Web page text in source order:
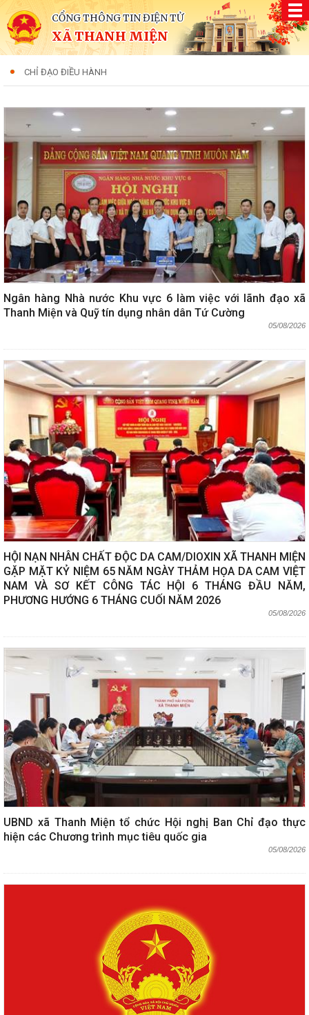
CỔNG THÔNG TIN ĐIỆN TỬ
XÃ THANH MIỆN
CHỈ ĐẠO ĐIỀU HÀNH
Ngân hàng Nhà nước Khu vực 6 làm việc với lãnh đạo xã
Thanh Miện và Quỹ tín dụng nhân dân Tứ Cường
05/08/2026
HỘI NẠN NHÂN CHẤT ĐỘC DA CAM/DIOXIN XÃ THANH MIỆN
GẶP MẶT KỶ NIỆM 65 NĂM NGÀY THẢM HỌA DA CAM VIỆT
NAM VÀ SƠ KẾT CÔNG TÁC HỘI 6 THÁNG ĐẦU NĂM,
PHƯƠNG HƯỚNG 6 THÁNG CUỐI NĂM 2026
05/08/2026
UBND xã Thanh Miện tổ chức Hội nghị Ban Chỉ đạo thực
hiện các Chương trình mục tiêu quốc gia
05/08/2026